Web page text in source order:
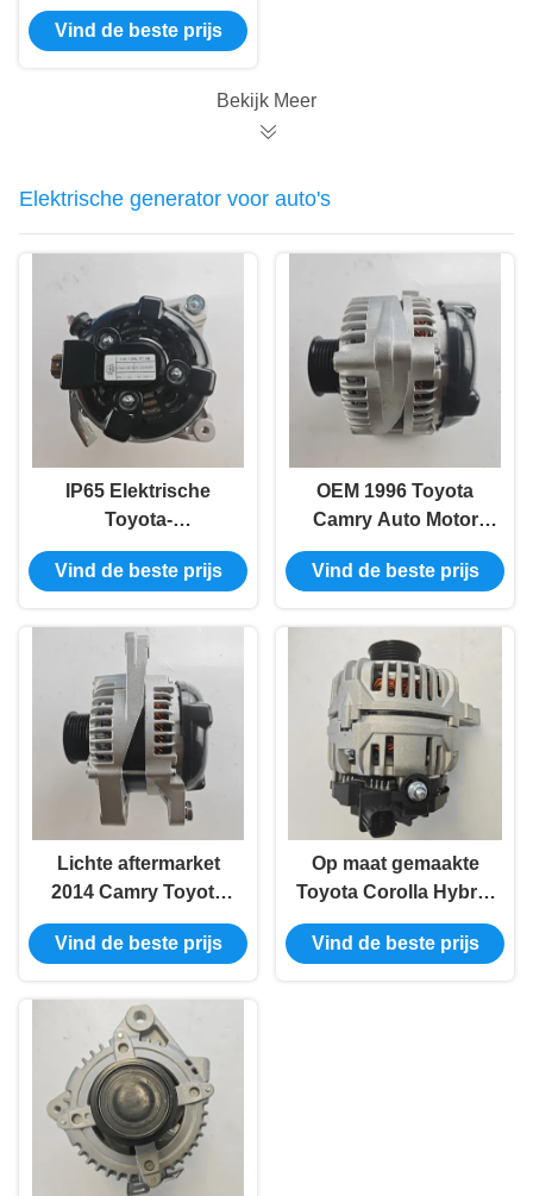
Motor in bulk 28100-
35030
Vind de beste prijs
Bekijk Meer
Elektrische generator voor auto's
IP65 Elektrische
Toyota-
alternatorgenerator
voor Auris Wish
Vind de beste prijs
OEM 1996 Toyota
Camry Auto Motor
Elektrische generator
vervanging 27060-
Vind de beste prijs
Lichte aftermarket
2014 Camry Toyota
Corolla Alternator
27060-20270
Vind de beste prijs
Op maat gemaakte
Toyota Corolla Hybrid
Automotoren
Elektrische Generator
Vind de beste prijs